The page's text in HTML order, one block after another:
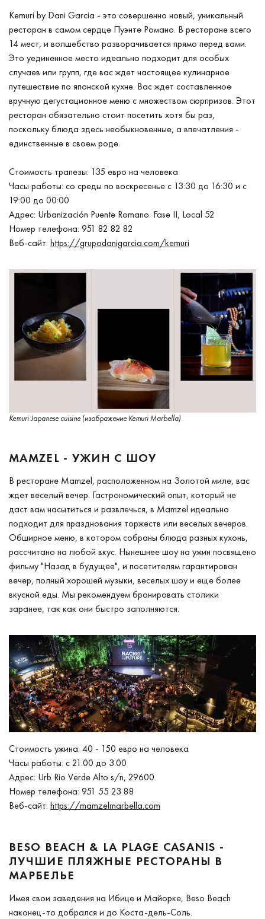
Kemuri by Dani Garcia - это совершенно новый, уникальный
ресторан в самом сердце Пуэнте Романо. В ресторане всего
14 мест, и волшебство разворачивается прямо перед вами.
Это уединенное место идеально подходит для особых
случаев или групп, где вас ждет настоящее кулинарное
путешествие по японской кухне. Вас ждет составленное
вручную дегустационное меню с множеством сюрпризов. Этот
ресторан обязательно стоит посетить хотя бы раз,
поскольку блюда здесь необыкновенные, а впечатления -
единственные в своем роде.
Стоимость трапезы: 135 евро на человека
Часы работы: со среды по воскресенье с 13:30 до 16:30 и с
19:00 до 00:00
Адрес: Urbanización Puente Romano. Fase II, Local 52
Номер телефона: 951 82 82 82
Веб-сайт: https://grupodanigarcia.com/kemuri
Kemuri Japanese cuisine (изображение Kemuri Marbella)
MAMZEL - УЖИН С ШОУ
В ресторане Mamzel, расположенном на Золотой миле, вас
ждет веселый вечер. Гастрономический опыт, который не
даст вам насытиться и развлечься, в Mamzel идеально
подходит для празднования торжеств или веселых вечеров.
Обширное меню, в котором собраны блюда разных кухонь,
рассчитано на любой вкус. Нынешнее шоу на ужин посвящено
фильму "Назад в будущее", и посетителям гарантирован
вечер, полный хорошей музыки, веселых шоу и еще более
вкусной еды. Мы рекомендуем бронировать столики
заранее, так как они быстро заполняются.
Стоимость ужина: 40 - 150 евро на человека
Часы работы: с 21.00 до 3.00
Адрес: Urb Rio Verde Alto s/n, 29600
Номер телефона: 951 55 23 88
Веб-сайт: https://mamzelmarbella.com
BESO BEACH & LA PLAGE CASANIS -
ЛУЧШИЕ ПЛЯЖНЫЕ РЕСТОРАНЫ В
МАРБЕЛЬЕ
Имея свои заведения на Ибице и Майорке, Beso Beach
наконец-то добрался и до Коста-дель-Соль.